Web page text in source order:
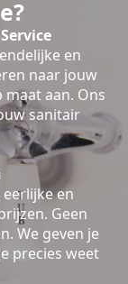
en
naar jouw
aan. Ons
sanitair
en
Geen
We geven je
precies weet